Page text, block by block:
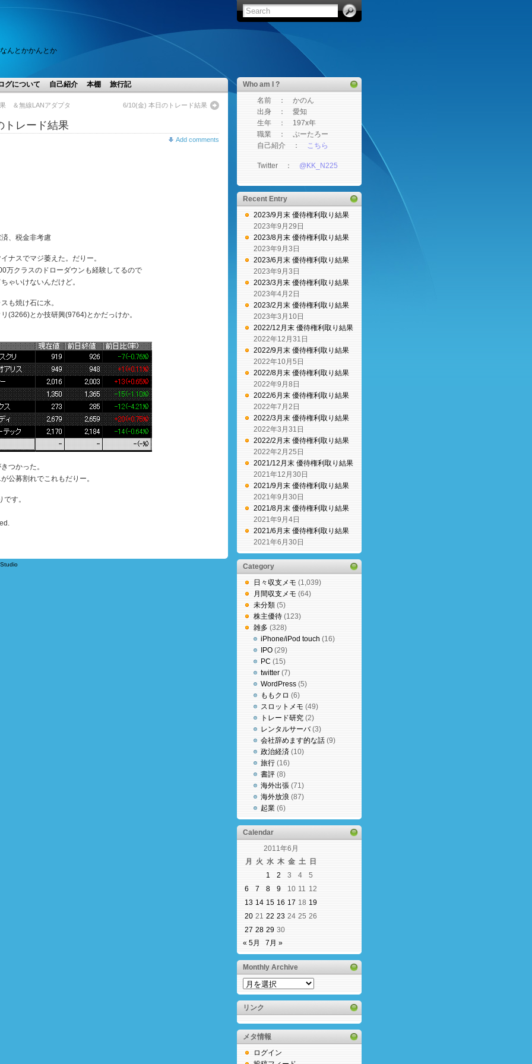
んとかかんとか
グについて 自己紹介 本棚 旅行記
＆無線LANアダプタ 6/10(金) 本日のトレード結果
トレード結果
Add comments
、税金非考慮
ナスでマジ萎えた。だりー。
万クラスのドローダウンも経験してるので
ゃいけないんだけど。
も焼け石に水。
(3266)とか技研興(9764)とかだっけか。
つかった。
公募割れでこれもだりー。
す。
Who am I ?
名前 ： かのん
出身 ： 愛知
生年 ： 197x年
職業 ： ぷーたろー
自己紹介 ： こちら
Twitter ： @KK_N225
Recent Entry
2023/9月末 優待権利取り結果
2023年9月29日
2023/8月末 優待権利取り結果
2023年9月3日
2023/6月末 優待権利取り結果
2023年9月3日
2023/3月末 優待権利取り結果
2023年4月2日
2023/2月末 優待権利取り結果
2023年3月10日
2022/12月末 優待権利取り結果
2022年12月31日
2022/9月末 優待権利取り結果
2022年10月5日
2022/8月末 優待権利取り結果
2022年9月8日
2022/6月末 優待権利取り結果
2022年7月2日
2022/3月末 優待権利取り結果
2022年3月31日
2022/2月末 優待権利取り結果
2022年2月25日
2021/12月末 優待権利取り結果
2021年12月30日
2021/9月末 優待権利取り結果
2021年9月30日
2021/8月末 優待権利取り結果
2021年9月4日
2021/6月末 優待権利取り結果
2021年6月30日
Category
日々収支メモ (1,039)
月間収支メモ (64)
未分類 (5)
株主優待 (123)
雑多 (328)
iPhone/iPod touch (16)
IPO (29)
PC (15)
twitter (7)
WordPress (5)
ももクロ (6)
スロットメモ (49)
トレード研究 (2)
レンタルサーバ(3)
会社辞めます的な話 (9)
政治経済 (10)
旅行 (16)
書評 (8)
海外出張 (71)
海外放浪 (87)
起業 (6)
Calendar
2011年6月
月
火 水 木 金 土
日
1
2 3 4
5
6
7 8 9 10 11 12
13 14 15 16 17 18 19
20 21 22 23 24 25 26
27 28 29 30
« 5月
7月 »
Monthly Archive
Monthly
Archive
リンク
メタ情報
ログイン